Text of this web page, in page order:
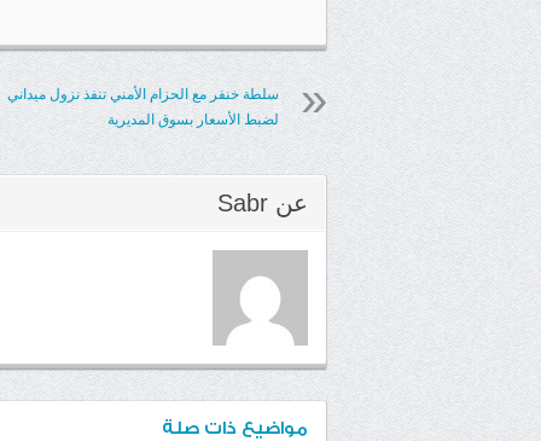
سلطة خنفر مع الحزام الأمني تنفذ نزول ميداني
لضبط الأسعار بسوق المديرية
عن Sabr
مواضيع ذات صلة